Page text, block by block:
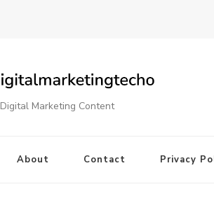
Digital Marketing Content
About Contact Privacy